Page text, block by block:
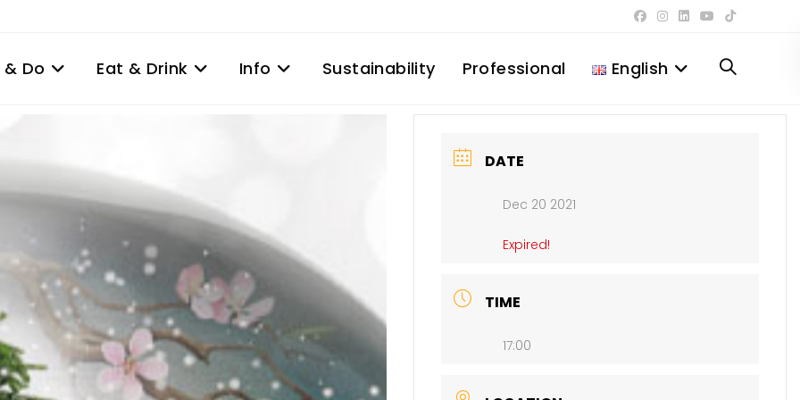
& Do Eat & Drink Info Sustainability Professional English Toggle
DATE
Dec 20 2021
Expired!
TIME
17:00